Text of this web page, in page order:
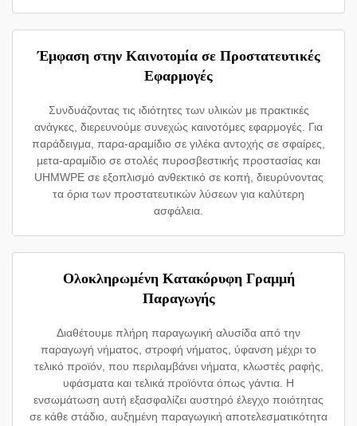
Έμφαση στην Καινοτομία σε Προστατευτικές
Εφαρμογές
Συνδυάζοντας τις ιδιότητες των υλικών με πρακτικές
ανάγκες, διερευνούμε συνεχώς καινοτόμες εφαρμογές. Για
παράδειγμα, παρα-αραμίδιο σε γιλέκα αντοχής σε σφαίρες,
μετα-αραμίδιο σε στολές πυροσβεστικής προστασίας και
UHMWPE σε εξοπλισμό ανθεκτικό σε κοπή, διευρύνοντας
τα όρια των προστατευτικών λύσεων για καλύτερη
ασφάλεια.
Ολοκληρωμένη Κατακόρυφη Γραμμή
Παραγωγής
Διαθέτουμε πλήρη παραγωγική αλυσίδα από την
παραγωγή νήματος, στροφή νήματος, ύφανση μέχρι το
τελικό προϊόν, που περιλαμβάνει νήματα, κλωστές ραφής,
υφάσματα και τελικά προϊόντα όπως γάντια. Η
ενσωμάτωση αυτή εξασφαλίζει αυστηρό έλεγχο ποιότητας
σε κάθε στάδιο, αυξημένη παραγωγική αποτελεσματικότητα